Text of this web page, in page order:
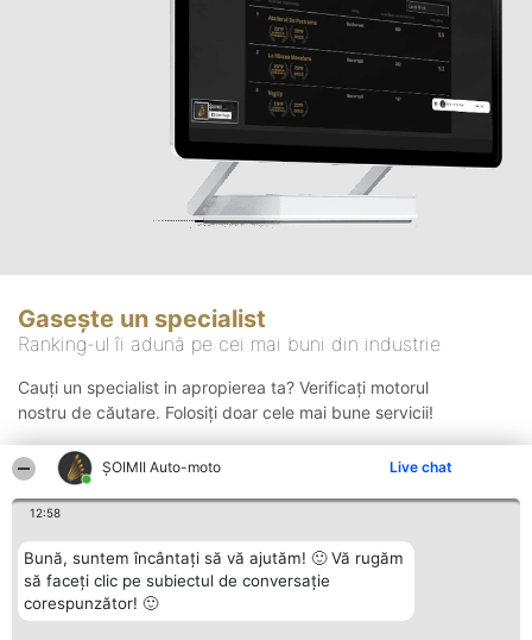
ȘOIMII Auto-moto Live chat
12:58
Bună, suntem încântați să vă ajutăm! 🙂 Vă rugăm
să faceți clic pe subiectul de conversație
corespunzător! 🙂
Gasește un specialist
Ranking-ul îi adună pe cei mai buni din industrie
Cauți un specialist in apropierea ta? Verificați motorul
nostru de căutare. Folosiți doar cele mai bune servicii!